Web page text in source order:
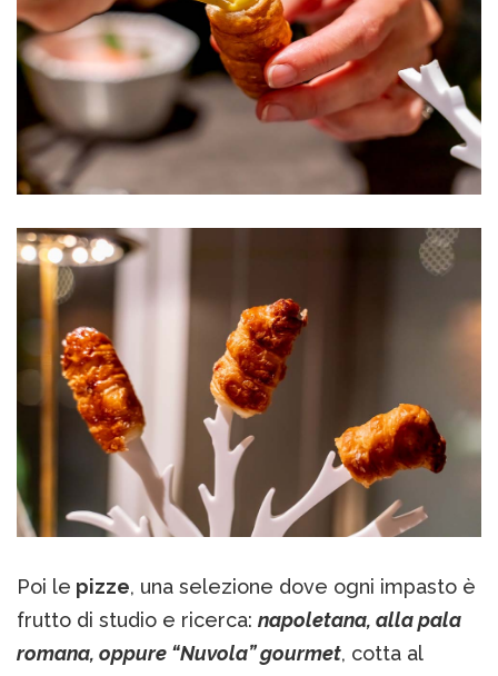
Poi le pizze, una selezione dove ogni impasto è
frutto di studio e ricerca: napoletana, alla pala
romana, oppure “Nuvola” gourmet, cotta al